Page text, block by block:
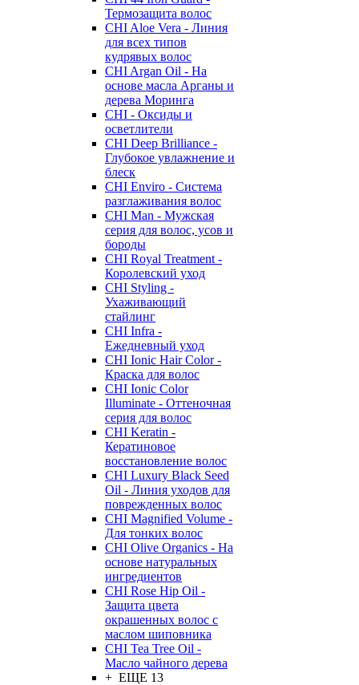
Термозащита волос
CHI Aloe Vera - Линия
для всех типов
кудрявых волос
CHI Argan Oil - На
основе масла Арганы и
дерева Моринга
CHI - Оксиды и
осветлители
CHI Deep Brilliance -
Глубокое увлажнение и
блеск
CHI Enviro - Система
разглаживания волос
CHI Man - Мужская
серия для волос, усов и
бороды
CHI Royal Treatment -
Королевский уход
CHI Styling -
Ухаживающий
стайлинг
CHI Infra -
Ежедневный уход
CHI Ionic Hair Color -
Краска для волос
CHI Ionic Color
Illuminate - Оттеночная
серия для волос
CHI Keratin -
Кератиновое
восстановление волос
CHI Luxury Black Seed
Oil - Линия уходов для
поврежденных волос
CHI Magnified Volume -
Для тонких волос
CHI Olive Organics - На
основе натуральных
ингредиентов
CHI Rose Hip Oil -
Защита цвета
окрашенных волос с
маслом шиповника
CHI Tea Tree Oil -
Масло чайного дерева
+ ЕЩЕ 13